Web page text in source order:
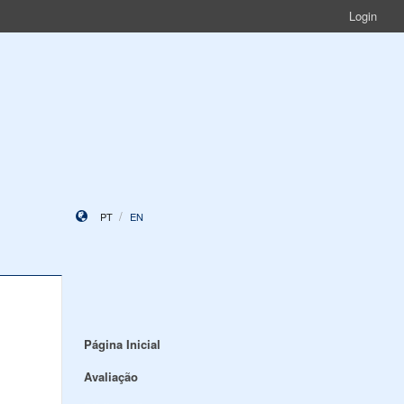
Login
PT EN
Página Inicial
Avaliação